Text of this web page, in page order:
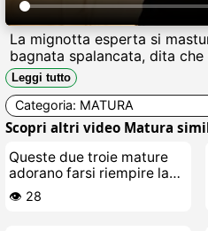
La mignotta esperta si
bagnata spalancata, dita
fradicio, tette enormi che
col cazzo finto urlando di
Leggi tutto
Categoria: MATURA
Scopri altri video Matura
Queste due troie mature
adorano farsi riempire la
figa di sborra
👁️ 28